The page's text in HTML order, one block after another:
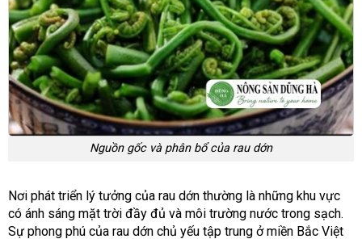
Nguồn gốc và phân bổ của rau dớn
Nơi phát triển lý tưởng của rau dớn thường là những khu vực
có ánh sáng mặt trời đầy đủ và môi trường nước trong sạch.
Sự phong phú của rau dớn chủ yếu tập trung ở miền Bắc Việt